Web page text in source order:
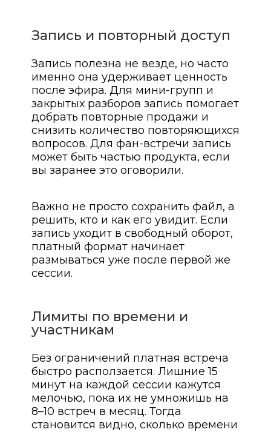
Запись и повторный доступ
Запись полезна не везде, но часто
именно она удерживает ценность
после эфира. Для мини-групп и
закрытых разборов запись помогает
добрать повторные продажи и
снизить количество повторяющихся
вопросов. Для фан-встречи запись
может быть частью продукта, если
вы заранее это оговорили.
Важно не просто сохранить файл, а
решить, кто и как его увидит. Если
запись уходит в свободный оборот,
платный формат начинает
размываться уже после первой же
сессии.
Лимиты по времени и
участникам
Без ограничений платная встреча
быстро расползается. Лишние 15
минут на каждой сессии кажутся
мелочью, пока их не умножишь на
8–10 встреч в месяц. Тогда
становится видно, сколько времени